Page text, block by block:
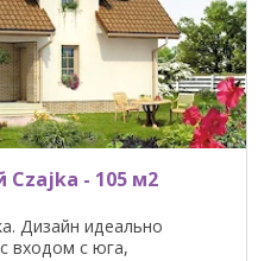
- 105 м2
Дизайн идеально
входом с юга,